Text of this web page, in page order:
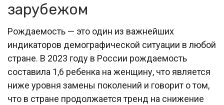
зарубежом
Рождаемость — это один из важнейших
индикаторов демографической ситуации в любой
стране. В 2023 году в России рождаемость
составила 1,6 ребенка на женщину, что является
ниже уровня замены поколений и говорит о том,
что в стране продолжается тренд на снижение